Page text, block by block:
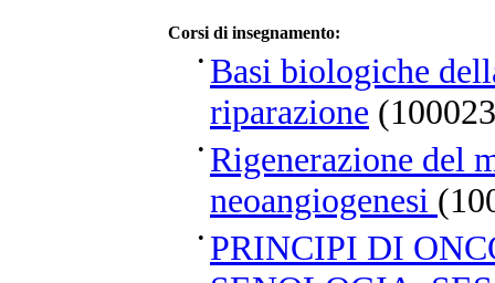
Corsi di insegnamento:
• Basi biologiche
riparazione
• Rigenerazione del
neoangiogenesi
• PRINCIPI DI